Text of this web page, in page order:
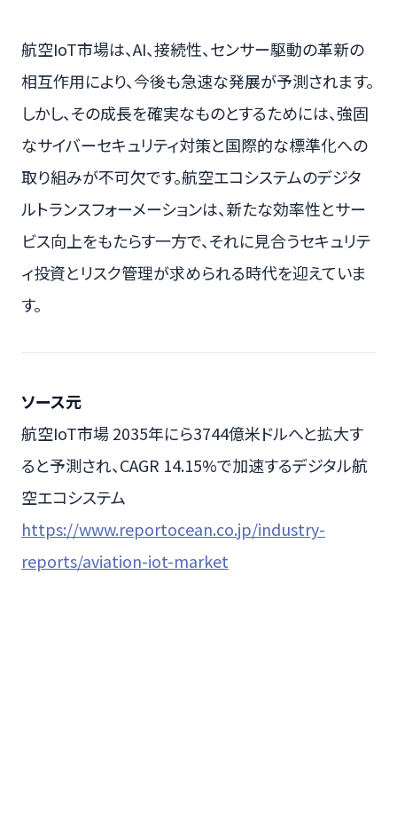
航空IoT市場は、AI、接続性、センサー駆動の革新の
相互作用により、今後も急速な発展が予測されます。
しかし、その成長を確実なものとするためには、強固
なサイバーセキュリティ対策と国際的な標準化への
取り組みが不可欠です。航空エコシステムのデジタ
ルトランスフォーメーションは、新たな効率性とサー
ビス向上をもたらす一方で、それに見合うセキュリテ
ィ投資とリスク管理が求められる時代を迎えていま
す。
ソース元
航空IoT市場 2035年にら3744億米ドルへと拡大す
ると予測され、CAGR 14.15%で加速するデジタル航
空エコシステム
https://www.reportocean.co.jp/industry-
reports/aviation-iot-market